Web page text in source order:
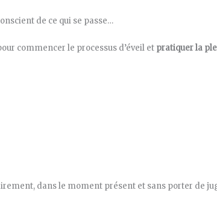
de ce qui se passe…
commencer le processus d’éveil et pratiquer la
dans le moment présent et sans porter de